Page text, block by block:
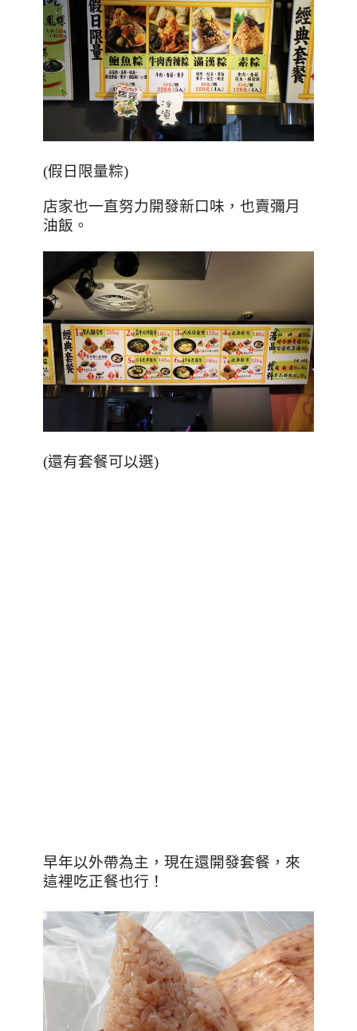
(假日限量粽)
店家也一直努力開發新口味，也賣彌月
油飯。
(還有套餐可以選)
早年以外帶為主，現在還開發套餐，來
這裡吃正餐也行！